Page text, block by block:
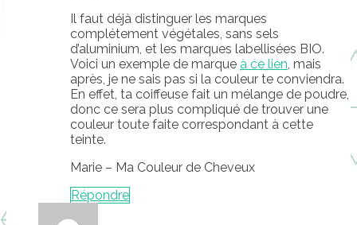
Il faut déjà distinguer les marques
complétement végétales, sans sels
d’aluminium, et les marques labellisées BIO.
Voici un exemple de marque à ce lien, mais
après, je ne sais pas si la couleur te conviendra.
En effet, ta coiffeuse fait un mélange de poudre,
donc ce sera plus compliqué de trouver une
couleur toute faite correspondant à cette
teinte.
Marie – Ma Couleur de Cheveux
Répondre